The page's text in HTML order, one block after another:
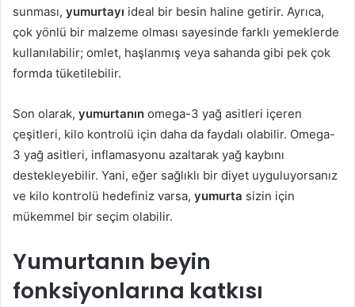
sunması, yumurtayı ideal bir besin haline getirir. Ayrıca,
çok yönlü bir malzeme olması sayesinde farklı yemeklerde
kullanılabilir; omlet, haşlanmış veya sahanda gibi pek çok
formda tüketilebilir.
Son olarak, yumurtanın omega-3 yağ asitleri içeren
çeşitleri, kilo kontrolü için daha da faydalı olabilir. Omega-
3 yağ asitleri, inflamasyonu azaltarak yağ kaybını
destekleyebilir. Yani, eğer sağlıklı bir diyet uyguluyorsanız
ve kilo kontrolü hedefiniz varsa, yumurta sizin için
mükemmel bir seçim olabilir.
Yumurtanın beyin
fonksiyonlarına katkısı